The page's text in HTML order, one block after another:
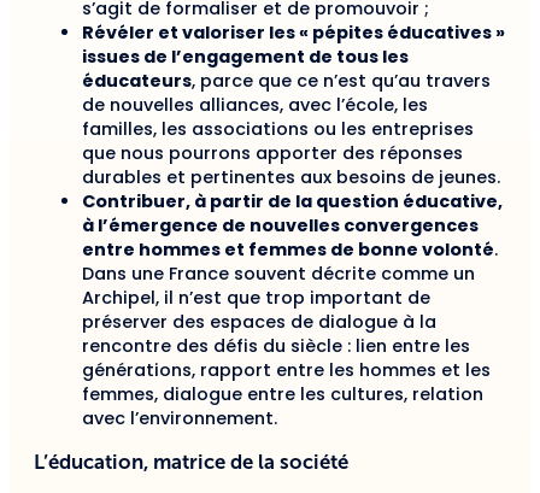
s’agit de formaliser et de promouvoir ;
Révéler et valoriser les « pépites éducatives »
issues de l’engagement de tous les
éducateurs, parce que ce n’est qu’au travers
de nouvelles alliances, avec l’école, les
familles, les associations ou les entreprises
que nous pourrons apporter des réponses
durables et pertinentes aux besoins de jeunes.
Contribuer, à partir de la question éducative,
à l’émergence de nouvelles convergences
entre hommes et femmes de bonne volonté.
Dans une France souvent décrite comme un
Archipel, il n’est que trop important de
préserver des espaces de dialogue à la
rencontre des défis du siècle : lien entre les
générations, rapport entre les hommes et les
femmes, dialogue entre les cultures, relation
avec l’environnement.
L’éducation, matrice de la société